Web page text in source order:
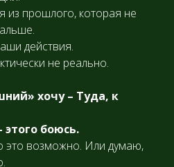
из прошлого, которая не
действия.
не реально.
хочу – Туда, к
боюсь.
это возможно. Или думаю,